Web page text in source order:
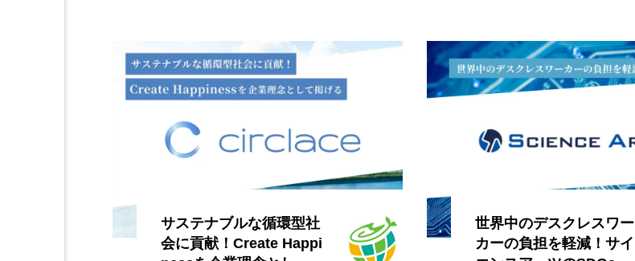
サステナブルな循環型社
会に貢献！Create Happi
世界中のデスクレスワー
カーの負担を軽減！サイ